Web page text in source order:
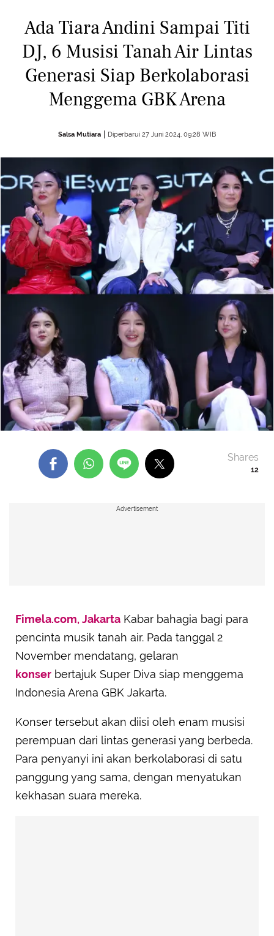
Ada Tiara Andini Sampai Titi
DJ, 6 Musisi Tanah Air Lintas
Generasi Siap Berkolaborasi
Menggema GBK Arena
Salsa Mutiara Diperbarui 27 Juni 2024, 09:28 WIB
12
Shares
Advertisement
Fimela.com, Jakarta Kabar bahagia bagi para
pencinta musik tanah air. Pada tanggal 2
November mendatang, gelaran
konser bertajuk Super Diva siap menggema
Indonesia Arena GBK Jakarta.
Konser tersebut akan diisi oleh enam musisi
perempuan dari lintas generasi yang berbeda.
Para penyanyi ini akan berkolaborasi di satu
panggung yang sama, dengan menyatukan
kekhasan suara mereka.